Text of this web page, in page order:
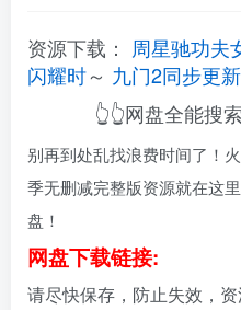
资源下载： 周星驰功夫
闪耀时～ 九门2同步更新
👆👆网盘全能搜
别再到处乱找浪费时间了！
季无删减完整版资源就在这
盘！
网盘下载链接:
请尽快保存，防止失效，